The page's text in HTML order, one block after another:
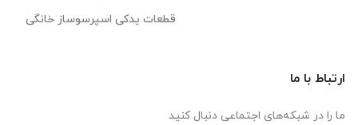
قطعات یدکی اسپرسوساز خانگی
ارتباط با ما
ما را در شبکه‌های اجتماعی دنبال کنید